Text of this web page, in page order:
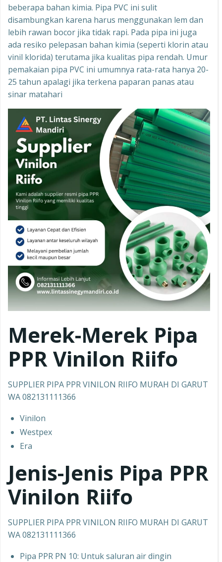
beberapa bahan kimia. Pipa PVC ini sulit
disambungkan karena harus menggunakan lem dan
lebih rawan bocor jika tidak rapi. Pada pipa ini juga
ada resiko pelepasan bahan kimia (seperti klorin atau
vinil klorida) terutama jika kualitas pipa rendah. Umur
pemakaian pipa PVC ini umumnya rata-rata hanya 20-
25 tahun apalagi jika terkena paparan panas atau
sinar matahari
Merek-Merek Pipa
PPRVinilon Riifo
SUPPLIER PIPA PPR VINILON RIIFO MURAH DI GARUT
WA 082131111366
Vinilon
Westpex
Era
Jenis-Jenis Pipa PPR
Vinilon Riifo
SUPPLIER PIPA PPR VINILON RIIFO MURAH DI GARUT
WA 082131111366
Pipa PPR PN 10: Untuk saluran air dingin